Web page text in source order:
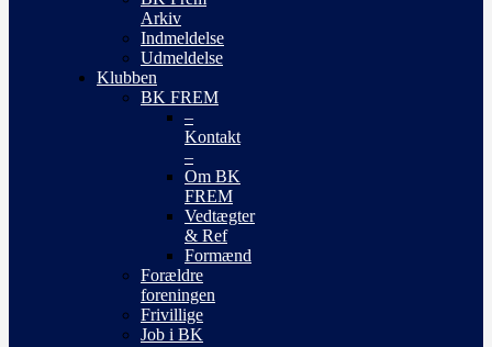
Arkiv
Indmeldelse
Udmeldelse
Klubben
BK FREM
–
Kontakt
–
Om BK
FREM
Vedtægter
& Ref
Formænd
Forældre
foreningen
Frivillige
Job i BK